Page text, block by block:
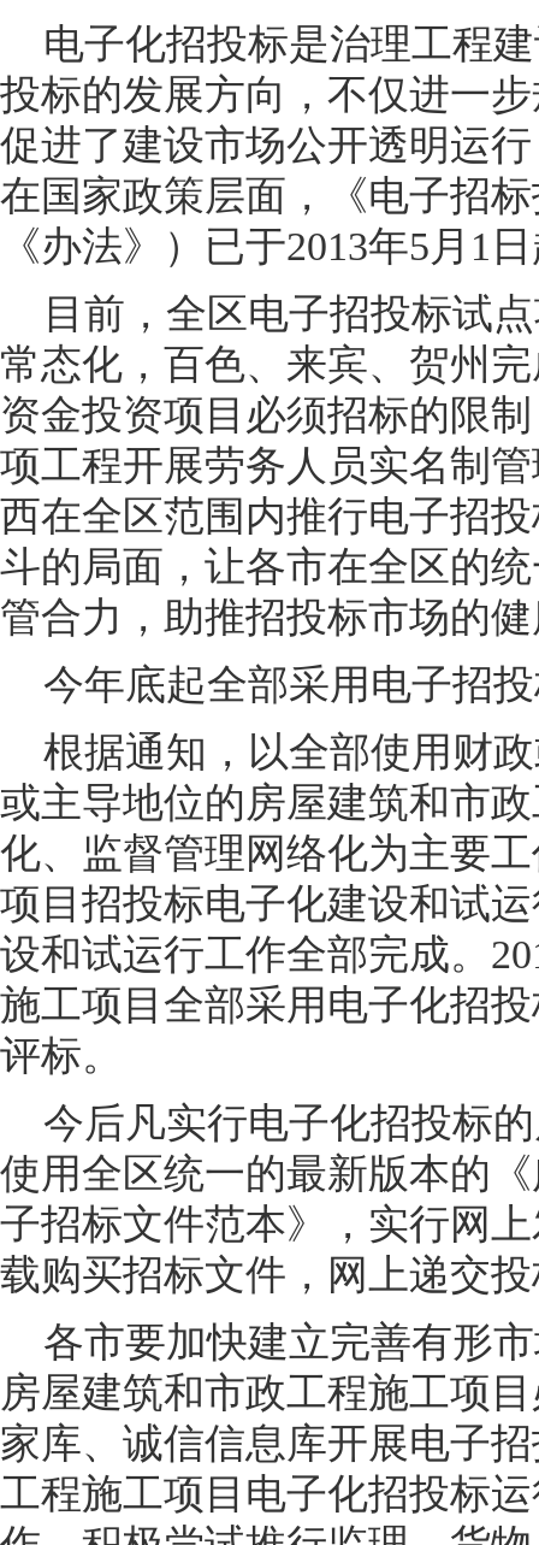
电子化招投标是治理工程
投标的发展方向，不仅进一
促进了建设市场公开透明运
在国家政策层面，《电子招
《办法》）已于2013年5月1
目前，全区电子招投标试点
常态化，百色、来宾、贺州
资金投资项目必须招标的限
项工程开展劳务人员实名制
西在全区范围内推行电子招
斗的局面，让各市在全区的
管合力，助推招投标市场的
今年底起全部采用电子招
根据通知，以全部使用财
或主导地位的房屋建筑和市
化、监督管理网络化为主要
项目招投标电子化建设和试
设和试运行工作全部完成。
施工项目全部采用电子化招
评标。
今后凡实行电子化招投标
使用全区统一的最新版本的
子招标文件范本》，实行网
载购买招标文件，网上递交
各市要加快建立完善有形
房屋建筑和市政工程施工项
家库、诚信信息库开展电子
工程施工项目电子化招投标